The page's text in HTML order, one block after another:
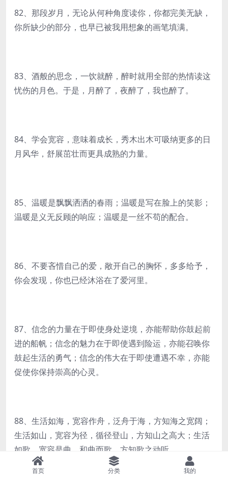
82、那段岁月，无论从何种角度读你，你都完美无缺，
你所缺少的部分，也早已被我用想象的画笔填满。
83、酒般的思念，一饮就醉，醉时就用全部的热情读这
忧伤的月色。于是，月醉了，夜醉了，我也醉了。
84、学会宽容，意味着成长，秀木出木可吸纳更多的日
月风华，舒展茁壮而更具成熟的力量。
85、温暖是飘飘洒洒的春雨；温暖是写在脸上的笑影；
温暖是义无反顾的响应；温暖是一丝不苟的配合。
86、不要吝惜自己的爱，敞开自己的胸怀，多多给予，
你会发现，你也已经沐浴在了爱河里。
87、信念的力量在于即使身处逆境，亦能帮助你鼓起前
进的船帆；信念的魅力在于即使遇到险运，亦能召唤你
鼓起生活的勇气；信念的伟大在于即使遭遇不幸，亦能
促使你保持崇高的心灵。
88、生活如海，宽容作舟，泛舟于海，方知海之宽阔；
生活如山，宽容为径，循径登山，方知山之高大；生活
如歌，宽容是曲，和曲而歌，方知歌之动听。
首页 分类 我的